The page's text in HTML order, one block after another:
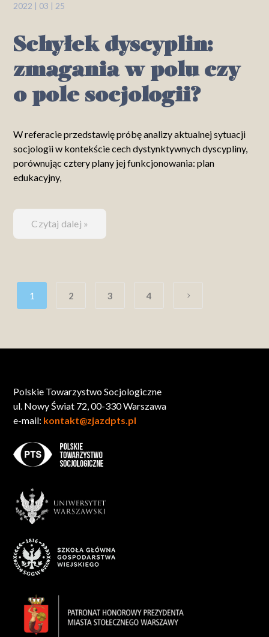
2022 | 03 | 25
Schyłek dyscyplin:
zmagania w polu czy
o pole socjologii?
W referacie przedstawię próbę analizy aktualnej sytuacji
socjologii w kontekście cech dystynktywnych dyscypliny,
porównując cztery plany jej funkcjonowania: plan
edukacyjny,
Czytaj dalej »
1 2 3 4
Polskie Towarzystwo Socjologiczne
ul. Nowy Świat 72, 00-330 Warszawa
e-mail: kontakt@zjazdpts.pl